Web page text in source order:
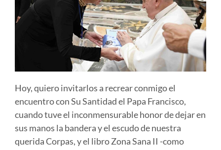
Hoy, quiero invitarlos a recrear conmigo el
encuentro con Su Santidad el Papa Francisco,
cuando tuve el inconmensurable honor de dejar en
sus manos la bandera y el escudo de nuestra
querida Corpas, y el libro Zona Sana II -como